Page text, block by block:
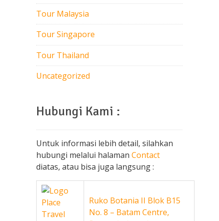
Tour Malaysia
Tour Singapore
Tour Thailand
Uncategorized
Hubungi Kami :
Untuk informasi lebih detail, silahkan
hubungi melalui halaman Contact
diatas, atau bisa juga langsung :
Ruko Botania II Blok B15
No. 8 – Batam Centre,